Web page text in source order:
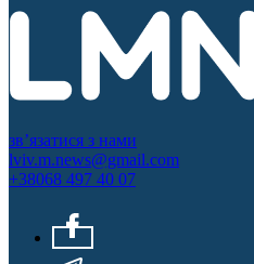
зв’язатися з нами
lviv.m.news@gmail.com
+38068 497 40 07